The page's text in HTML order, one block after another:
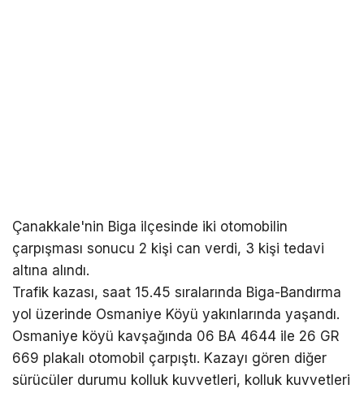
Çanakkale'nin Biga ilçesinde iki otomobilin
çarpışması sonucu 2 kişi can verdi, 3 kişi tedavi
altına alındı.
Trafik kazası, saat 15.45 sıralarında Biga-Bandırma
yol üzerinde Osmaniye Köyü yakınlarında yaşandı.
Osmaniye köyü kavşağında 06 BA 4644 ile 26 GR
669 plakalı otomobil çarpıştı. Kazayı gören diğer
sürücüler durumu kolluk kuvvetleri, kolluk kuvvetleri